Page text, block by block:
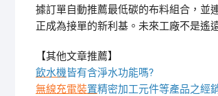
據訂單自動推薦最低碳的布料組合，並
正成為接單的新利基。未來工廠不是遙
【其他文章推薦】
飲水機皆有含淨水功能嗎?
無線充電裝置精密加工元件等產品之經